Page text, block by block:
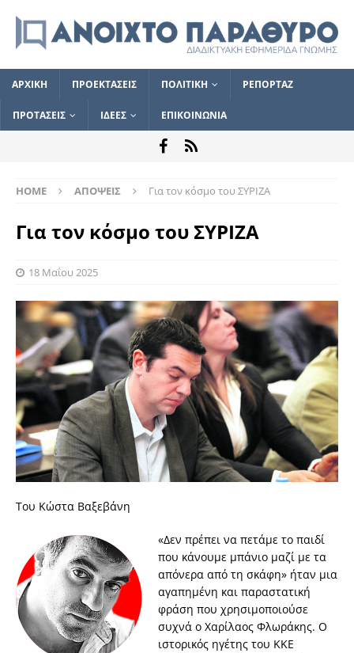
ΑΡΧΙΚΗ ΠΡΟΕΚΤΑΣΕΙΣ ΠΟΛΙΤΙΚΗ ΡΕΠΟΡΤΑΖ
ΠΡΟΤΑΣΕΙΣ ΙΔΕΕΣ ΕΠΙΚΟΙΝΩΝΙΑ
HOME ΑΠΟΨΕΙΣ Για τον κόσμο του ΣΥΡΙΖΑ
Για τον κόσμο του ΣΥΡΙΖΑ
18 Μαΐου 2025
Του Κώστα Βαξεβάνη
«∆εν πρέπει να πετάµε το παιδί
που κάνουµε µπάνιο µαζί µε τα
απόνερα από τη σκάφη» ήταν µια
αγαπηµένη και παραστατική
φράση που χρησιµοποιούσε
συχνά ο Χαρίλαος Φλωράκης. Ο
ιστορικός ηγέτης του ΚΚΕ